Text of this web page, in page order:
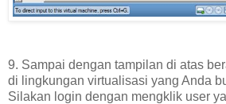
9. Sampai dengan tampilan di atas
di lingkungan virtualisasi yang Anda
Silakan login dengan mengklik user